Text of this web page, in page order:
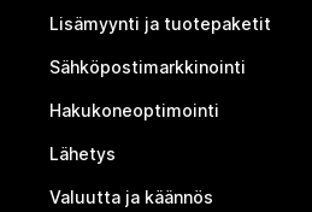
Lisämyynti ja tuotepaketit
Sähköpostimarkkinointi
Hakukoneoptimointi
Lähetys
Valuutta ja käännös